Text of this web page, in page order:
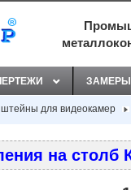
ЗАМЕРЫ
для видеокамер
на столб